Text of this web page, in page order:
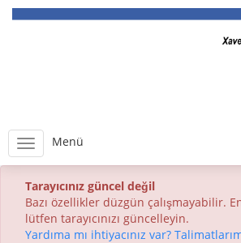
Menü
Tarayıcınız güncel değil
Bazı özellikler düzgün çalışmayabilir.
lütfen tarayıcınızı güncelleyin.
Yardıma mı ihtiyacınız var?